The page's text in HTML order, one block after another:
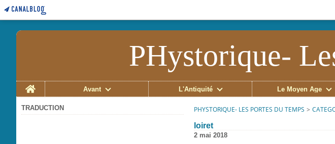
PHystorique-
Home
Avant L'Antiquité Le Moyen Âge
TRADUCTION PHYSTORIQUE- LES PORTES DU TEMPS >
loiret
2 mai 2018